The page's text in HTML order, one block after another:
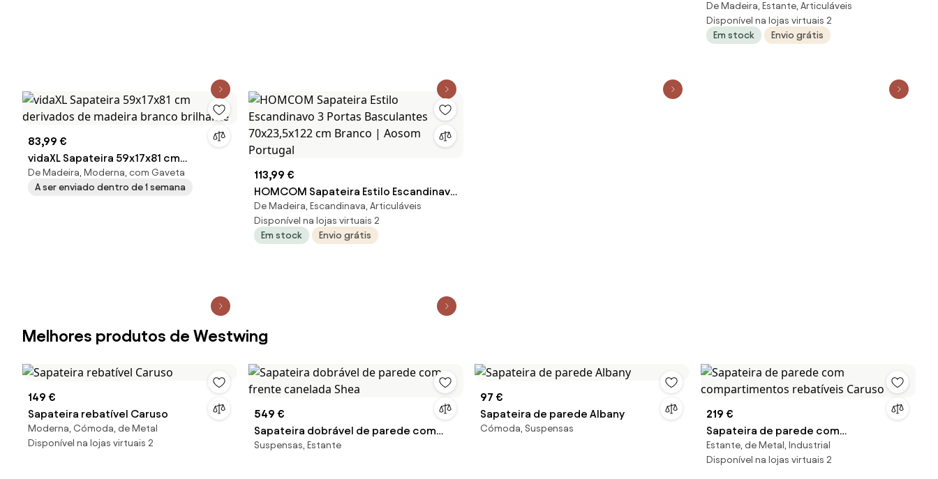
Portas Sapateira para Entrada com
Prateleiras Ajustáveis para 12 Pares de
Sapatos 47x28x115 cm Branco | Aosom
De Madeira, Estante, Articuláveis
Disponível na lojas virtuais 2
Em stock
Envio grátis
83,99 €
vidaXL Sapateira 59x17x81 cm
derivados de madeira branco brilhante
De Madeira, Moderna, com Gaveta
A ser enviado dentro de 1 semana
113,99 €
HOMCOM Sapateira Estilo Escandinavo
3 Portas Basculantes 70x23,5x122 cm
Branco | Aosom Portugal
De Madeira, Escandinava, Articuláveis
Disponível na lojas virtuais 2
Em stock
Envio grátis
Melhores produtos de Westwing
149 €
Sapateira rebatível Caruso
Moderna, Cómoda, de Metal
Disponível na lojas virtuais 2
549 €
Sapateira dobrável de parede com
frente canelada Shea
Suspensas, Estante
97 €
Sapateira de parede Albany
Cómoda, Suspensas
219 €
Sapateira de parede com
compartimentos rebatíveis Caruso
Estante, de Metal, Industrial
Disponível na lojas virtuais 2